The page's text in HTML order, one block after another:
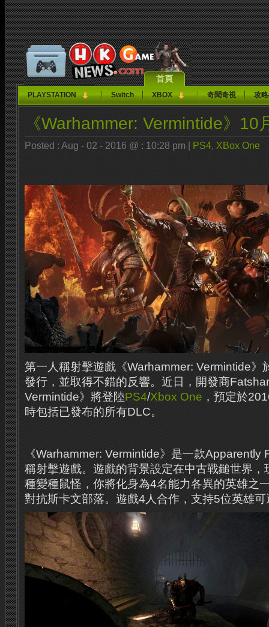
首頁
PLAYSTATION Switch XBOX 奇聞奇視 攻
《Warhammer: Vermintide》10
Posted : Aug - 02 - 2016 @ : 10:28 pm | PS4, XBox One
第一人稱射擊遊戲《Warhammer: Vermintide》
發行，並取得不錯的反響。近日，開發商
Vermintide》將登陸PS4/Xbox One ，預定於
時包括已發布的所有DLC。
《Warhammer: Vermintide》是一款Apparently
稱射擊遊戲。遊戲的背景設定在中古戰鎚世界，
種變種鼠怪，你將化身為4名能力各異的英雄之
對抗斯卡文部落。遊戲4人合作，支持5位英雄可